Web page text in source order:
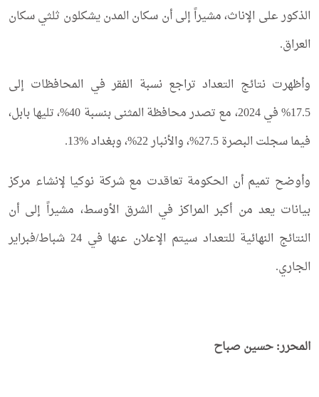
الذكور على الإناث، مشيراً إلى أن سكان المدن يشكلون ثلثي سكان
العراق.
وأظهرت نتائج التعداد تراجع نسبة الفقر في المحافظات إلى
17.5% في 2024، مع تصدر محافظة المثنى بنسبة 40%، تليها بابل،
فيما سجلت البصرة 27.5%، والأنبار 22%، وبغداد %13.
وأوضح تميم أن الحكومة تعاقدت مع شركة نوكيا لإنشاء مركز
بيانات يعد من أكبر المراكز في الشرق الأوسط، مشيراً إلى أن
النتائج النهائية للتعداد سيتم الإعلان عنها في 24 شباط/فبراير
الجاري.
المحرر: حسين صباح